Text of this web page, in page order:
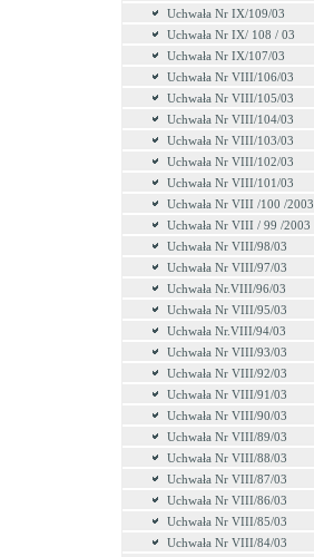
Uchwała Nr IX/109/03
Uchwała Nr IX/ 108 / 03
Uchwała Nr IX/107/03
Uchwała Nr VIII/106/03
Uchwała Nr VIII/105/03
Uchwała Nr VIII/104/03
Uchwała Nr VIII/103/03
Uchwała Nr VIII/102/03
Uchwała Nr VIII/101/03
Uchwała Nr VIII /100 /2003
Uchwała Nr VIII / 99 /2003
Uchwała Nr VIII/98/03
Uchwała Nr VIII/97/03
Uchwała Nr.VIII/96/03
Uchwała Nr VIII/95/03
Uchwała Nr.VIII/94/03
Uchwała Nr VIII/93/03
Uchwała Nr VIII/92/03
Uchwała Nr VIII/91/03
Uchwała Nr VIII/90/03
Uchwała Nr VIII/89/03
Uchwała Nr VIII/88/03
Uchwała Nr VIII/87/03
Uchwała Nr VIII/86/03
Uchwała Nr VIII/85/03
Uchwała Nr VIII/84/03